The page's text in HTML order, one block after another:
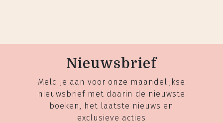
Nieuwsbrief
Meld je aan voor onze maandelijkse
nieuwsbrief met daarin de nieuwste
boeken, het laatste nieuws en
exclusieve acties